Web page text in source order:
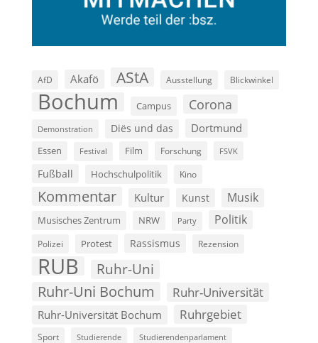
AfD Akafö AStA Ausstellung Blickwinkel
Bochum Campus Corona
Demonstration Diës und das Dortmund
Essen Festival Film Forschung FSVK
Fußball Hochschulpolitik Kino
Kommentar Kultur Kunst Musik
Musisches Zentrum NRW Party Politik
Polizei Protest Rassismus Rezension
RUB Ruhr-Uni
Ruhr-Uni Bochum Ruhr-Universität
Ruhr-Universität Bochum Ruhrgebiet
Sport Studierende Studierendenparlament